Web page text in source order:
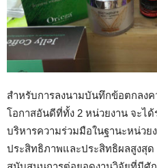
สำหรับการลงนามบันทึกข้อตกลง
โอกาสอันดีที่ทั้ง 2 หน่วยงาน จะไ
บริหารความร่วมมือในฐานะหน่วย
ประสิทธิภาพและประสิทธิผลสูงสุด